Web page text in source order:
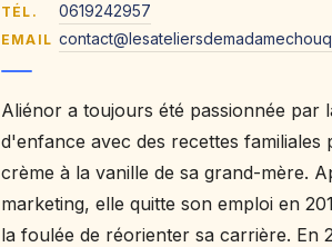
TÉL. 0619242957
EMAIL
Aliénor a toujours été passionnée par
d'enfance avec des recettes
crème à la vanille de sa grand-mère.
marketing, elle quitte son emploi en
la foulée de réorienter sa carrière. En